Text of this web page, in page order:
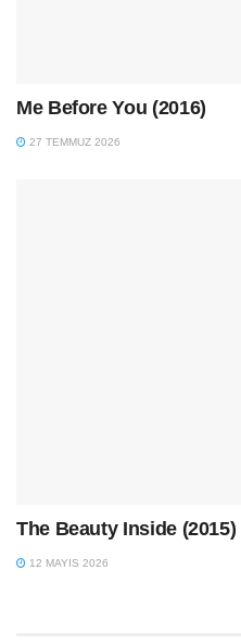
Me Before You (2016)
27 TEMMUZ 2026
The Beauty Inside (2015)
12 MAYIS 2026